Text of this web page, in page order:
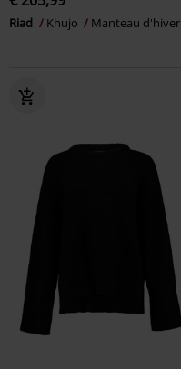
Riad Khujo Manteau d'hiver